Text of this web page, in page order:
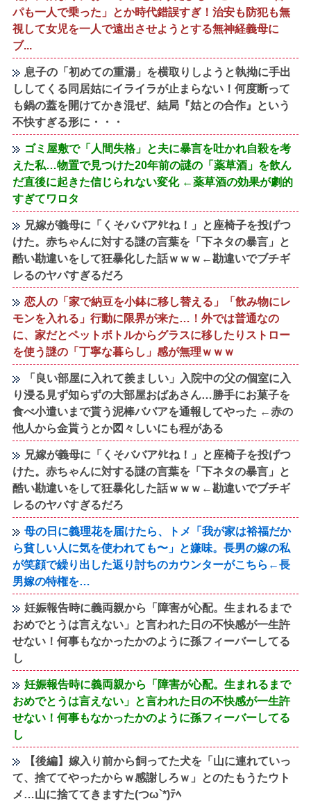
パも一人で乗った」とか時代錯誤すぎ！治安も防犯も無
視して女児を一人で遠出させようとする無神経義母に
ブ...
息子の「初めての重湯」を横取りしようと執拗に手出
ししてくる同居姑にイライラが止まらない！何度断って
も鍋の蓋を開けてかき混ぜ、結局『姑との合作』という
不快すぎる形に・・・
ゴミ屋敷で「人間失格」と夫に暴言を吐かれ自殺を考
えた私…物置で見つけた20年前の謎の「薬草酒」を飲ん
だ直後に起きた信じられない変化 ←薬草酒の効果が劇的
すぎてワロタ
兄嫁が義母に「くそババアﾀﾋね！」と座椅子を投げつ
けた。赤ちゃんに対する謎の言葉を「下ネタの暴言」と
酷い勘違いをして狂暴化した話ｗｗｗ←勘違いでブチギ
レるのヤバすぎるだろ
恋人の「家で納豆を小鉢に移し替える」「飲み物にレ
モンを入れる」行動に限界が来た…！外では普通なの
に、家だとペットボトルからグラスに移したりストロー
を使う謎の「丁寧な暮らし」感が無理ｗｗｗ
「良い部屋に入れて羨ましい」入院中の父の個室に入
り浸る見ず知らずの大部屋おばあさん…勝手にお菓子を
食べ小遣いまで貰う泥棒ババアを通報してやった ←赤の
他人から金貰うとか図々しいにも程がある
兄嫁が義母に「くそババアﾀﾋね！」と座椅子を投げつ
けた。赤ちゃんに対する謎の言葉を「下ネタの暴言」と
酷い勘違いをして狂暴化した話ｗｗｗ←勘違いでブチギ
レるのヤバすぎるだろ
母の日に義理花を届けたら、トメ「我が家は裕福だか
ら貧しい人に気を使われても〜」と嫌味。長男の嫁の私
が笑顔で繰り出した返り討ちのカウンターがこちら←長
男嫁の特権を…
妊娠報告時に義両親から「障害が心配。生まれるまで
おめでとうは言えない」と言われた日の不快感が一生許
せない！何事もなかったかのように孫フィーバーしてる
し
妊娠報告時に義両親から「障害が心配。生まれるまで
おめでとうは言えない」と言われた日の不快感が一生許
せない！何事もなかったかのように孫フィーバーしてる
し
【後編】嫁入り前から飼ってた犬を「山に連れていっ
て、捨ててやったからｗ感謝しろｗ」とのたもうたウト
メ…山に捨ててきますた(つω`*)ﾃﾍ